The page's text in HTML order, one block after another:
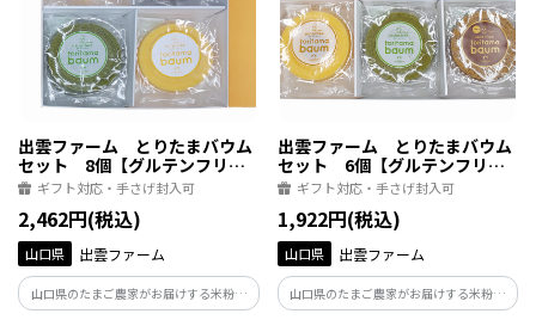
出雲ファーム とりたまバウム
セット 8個【グルテンフリ
ー】ギフト対応・手さげ封入可
2,462円(税込)
山口県 出雲ファーム
山口県のたまご農家がお届けする米粉の
焼き菓子 自社生産の鶏卵米たまごと、国
出雲ファーム とりたまバウム
セット 6個【グルテンフリ
ー】ギフト対応・手さげ封入可
1,922円(税込)
山口県 出雲ファーム
山口県のたまご農家がお届けする米粉の
焼き菓子 自社生産の鶏卵米たまごと、国